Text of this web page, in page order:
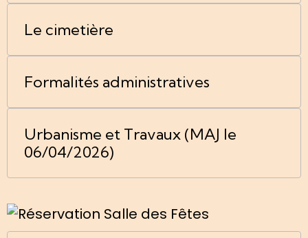
Le cimetière
Formalités administratives
Urbanisme et Travaux (MAJ le
06/04/2026)